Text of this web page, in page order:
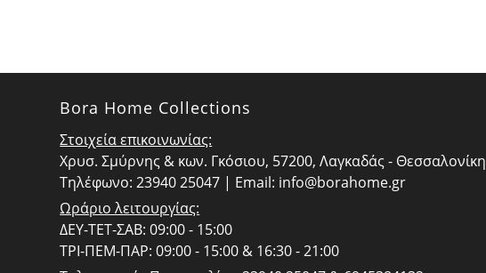
Bora Home Collections
Στοιχεία επικοινωνίας:
Χρυσ. Σμύρνης & κων. Γκόσιου, 57200, Λαγκαδάς - Θεσσαλονίκη
Τηλέφωνο: 23940 25047 | Email: info@borahome.gr
Ωράριο λειτουργίας:
ΔΕΥ-ΤΕΤ-ΣΑΒ: 09:00 - 15:00
ΤΡΙ-ΠΕΜ-ΠΑΡ: 09:00 - 15:00 & 16:30 - 21:00